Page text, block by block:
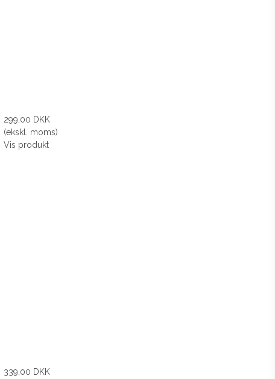
299,00 DKK
(ekskl. moms)
Vis produkt
339,00 DKK